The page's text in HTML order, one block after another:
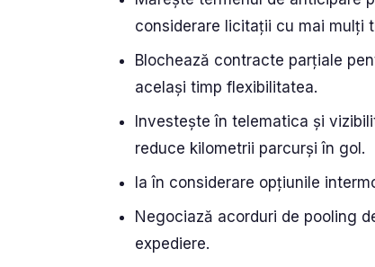
considerare licitații cu mai mulți
Blochează contracte parțiale
același timp flexibilitatea.
Investește în telematica și
reduce kilometrii parcurși în gol.
Ia în considerare opțiunile
Negociază acorduri de pooling
expediere.